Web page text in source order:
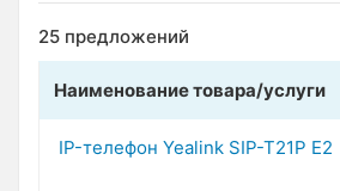
25 предложений
Наименование товара/услуги
IP-телефон Yealink SIP-T21P E2